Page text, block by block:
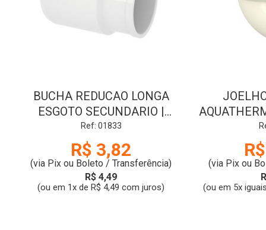
BUCHA REDUCAO LONGA
ESGOTO SECUNDARIO |
50x40mm | TIGRE
Ref: 01833
R$ 3,82
(via Pix ou Boleto / Transferência)
R$ 4,49
(ou em 1x de R$ 4,49 com juros)
(via Pix ou
(ou em 5x